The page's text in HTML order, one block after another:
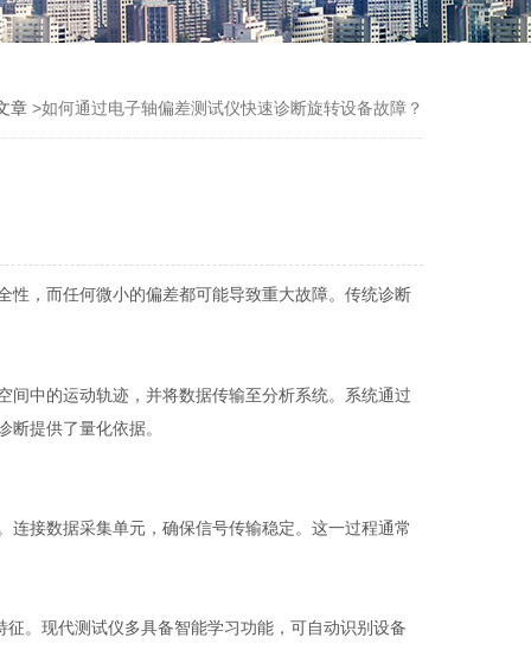
章>如何通过电子轴偏差测试仪快速诊断旋转设备故障？
，而任何微小的偏差都可能导致重大故障。传统诊断
中的运动轨迹，并将数据传输至分析系统。系统通过
提供了量化依据。
接数据采集单元，确保信号传输稳定。这一过程通常
。现代测试仪多具备智能学习功能，可自动识别设备